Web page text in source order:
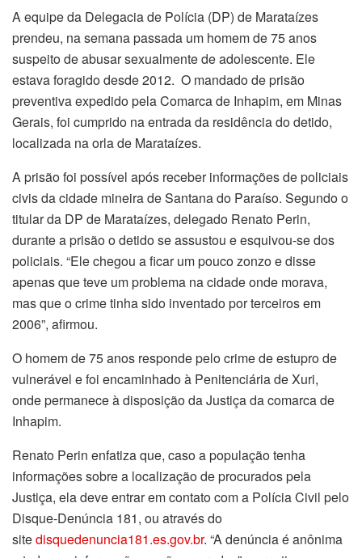
A equipe da Delegacia de Polícia (DP) de Marataízes
prendeu, na semana passada um homem de 75 anos
suspeito de abusar sexualmente de adolescente. Ele
estava foragido desde 2012. O mandado de prisão
preventiva expedido pela Comarca de Inhapim, em Minas
Gerais, foi cumprido na entrada da residência do detido,
localizada na orla de Marataízes.
A prisão foi possível após receber informações de policiais
civis da cidade mineira de Santana do Paraíso. Segundo o
titular da DP de Marataízes, delegado Renato Perin,
durante a prisão o detido se assustou e esquivou-se dos
policiais. “Ele chegou a ficar um pouco zonzo e disse
apenas que teve um problema na cidade onde morava,
mas que o crime tinha sido inventado por terceiros em
2006”, afirmou.
O homem de 75 anos responde pelo crime de estupro de
vulnerável e foi encaminhado à Penitenciária de Xuri,
onde permanece à disposição da Justiça da comarca de
Inhapim.
Renato Perin enfatiza que, caso a população tenha
informações sobre a localização de procurados pela
Justiça, ela deve entrar em contato com a Polícia Civil pelo
Disque-Denúncia 181, ou através do
sitedisquedenuncia181.es.gov.br. “A denúncia é anônima